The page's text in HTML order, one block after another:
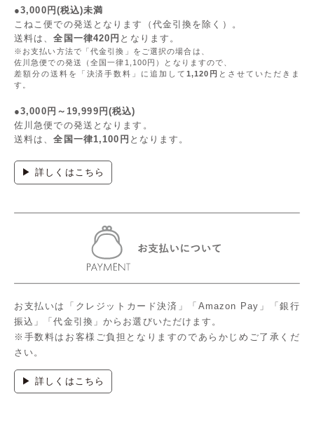
●3,000円(税込)未満
こねこ便での発送となります（代金引換を除く）。
送料は、全国一律420円 となります。
※お支払い方法で「代金引換」をご選択の場合は、
佐川急便での発送（全国一律1,100円）となりますので、
差額分の送料を「決済手数料」に追加して 1,120円 とさせていただきま
す。
●3,000円～19,999円(税込)
佐川急便での発送となります。
送料は、全国一律1,100円 となります。
▶ 詳しくはこちら
お支払いは「クレジットカード決済」「Amazon Pay」「銀行
振込」「代金引換」からお選びいただけます。
※手数料はお客様ご負担となりますのであらかじめご了承くだ
さい。
▶ 詳しくはこちら